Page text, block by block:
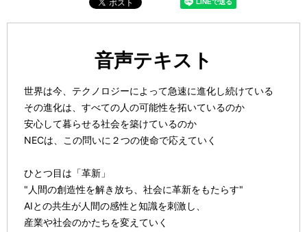
a
y
V
音声テキスト
世界は今、テクノロジーによって急速に進化し続けている
その進化は、すべての人の可能性を拓いているのか
安心して暮らせる社会を築けているのか
NECは、この問いに２つの使命で応えていく
ひとつ目は「革新」
"人間の創造性を解き放ち、社会に革新をもたらす"
AIとの共生が人間の感性と知識を刺激し、
産業や社会のかたちを変えていく